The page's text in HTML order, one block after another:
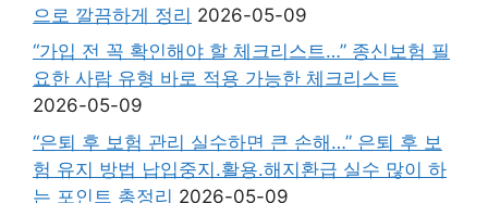
으로 깔끔하게 정리 2026-05-09
“가입 전 꼭 확인해야 할 체크리스트…” 종신보험 필
요한 사람 유형 바로 적용 가능한 체크리스트
2026-05-09
“은퇴 후 보험 관리 실수하면 큰 손해…” 은퇴 후 보
험 유지 방법 납입중지.활용.해지환급 실수 많이 하
는 포인트 총정리 2026-05-09